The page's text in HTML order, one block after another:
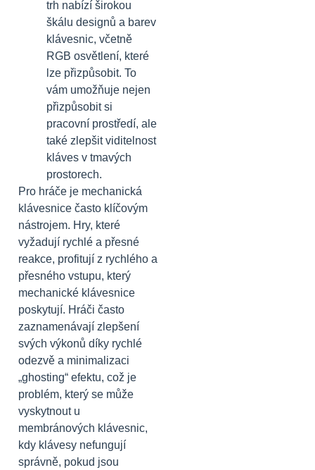
trh nabízí širokou
škálu designů a barev
klávesnic, včetně
RGB osvětlení, které
lze přizpůsobit. To
vám umožňuje nejen
přizpůsobit si
pracovní prostředí, ale
také zlepšit viditelnost
kláves v tmavých
prostorech.
Pro hráče je mechanická
klávesnice často klíčovým
nástrojem. Hry, které
vyžadují rychlé a přesné
reakce, profitují z rychlého a
přesného vstupu, který
mechanické klávesnice
poskytují. Hráči často
zaznamenávají zlepšení
svých výkonů díky rychlé
odezvě a minimalizaci
„ghosting“ efektu, což je
problém, který se může
vyskytnout u
membránových klávesnic,
kdy klávesy nefungují
správně, pokud jsou